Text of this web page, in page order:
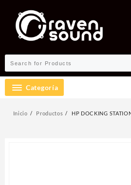
contenido
Categoría
Inicio Productos
HP DOCKING